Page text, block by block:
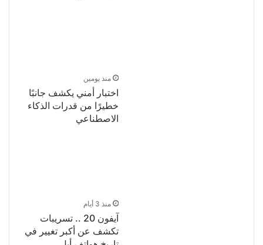
منذ يومين
اختبار أمني يكشف جانبًا
خطيرًا من قدرات الذكاء
الاصطناعي
منذ 3 أيام
آيفون 20 .. تسريبات
تكشف عن أكبر تغيير في